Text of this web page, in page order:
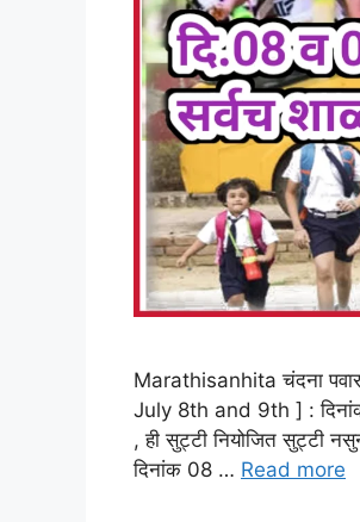
Marathisanhita चंदना
July 8th and 9th ] : दिनांक
, ही सुट्टी नियोजित सुट्टी
दिनांक 08 … Read more